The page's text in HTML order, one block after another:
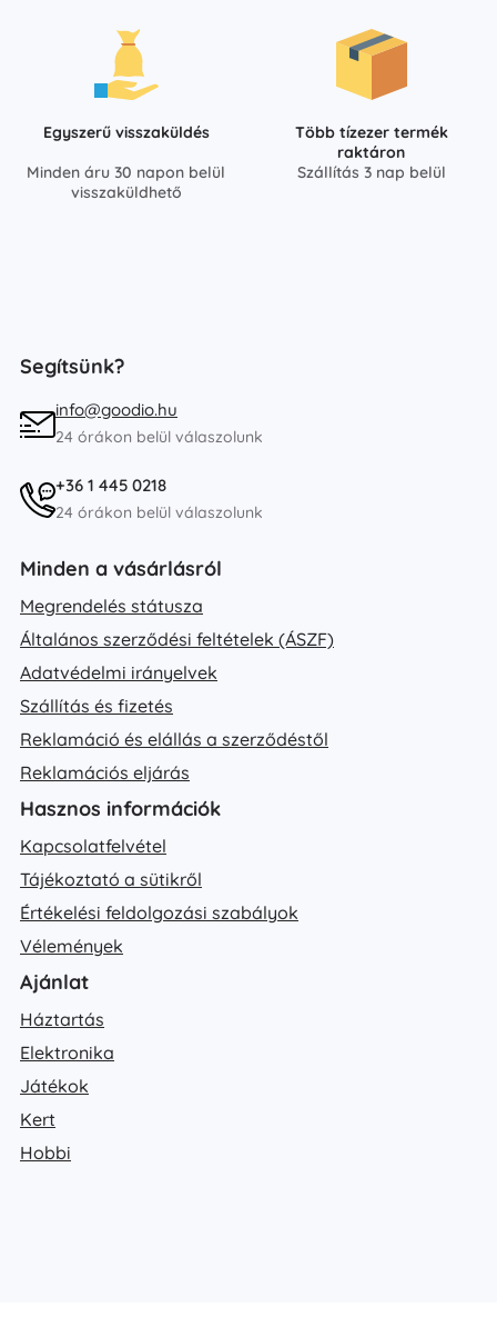
Egyszerű visszaküldés
Minden áru 30 napon belül
visszaküldhető
Több tízezer termék
raktáron
Szállítás 3 nap belül
Segítsünk?
info@goodio.hu
24 órákon belül válaszolunk
+36 1 445 0218
24 órákon belül válaszolunk
Minden a vásárlásról
Megrendelés státusza
Általános szerződési feltételek (ÁSZF)
Adatvédelmi irányelvek
Szállítás és fizetés
Reklamáció és elállás a szerződéstől
Reklamációs eljárás
Hasznos információk
Kapcsolatfelvétel
Tájékoztató a sütikről
Értékelési feldolgozási szabályok
Vélemények
Ajánlat
Háztartás
Elektronika
Játékok
Kert
Hobbi